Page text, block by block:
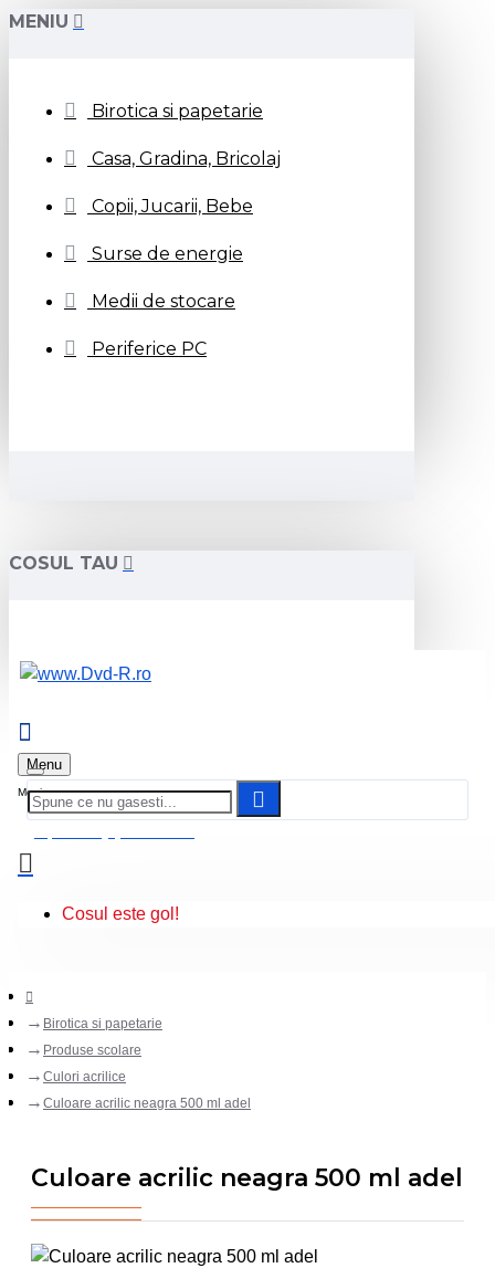
MENIU
Birotica si papetarie
Casa, Gradina, Bricolaj
Copii, Jucarii, Bebe
Surse de energie
Medii de stocare
Periferice PC
COSUL TAU
Menu
Cosul este gol!
Birotica si papetarie
Produse scolare
Culori acrilice
Culoare acrilic neagra 500 ml adel
Culoare acrilic neagra 500 ml adel